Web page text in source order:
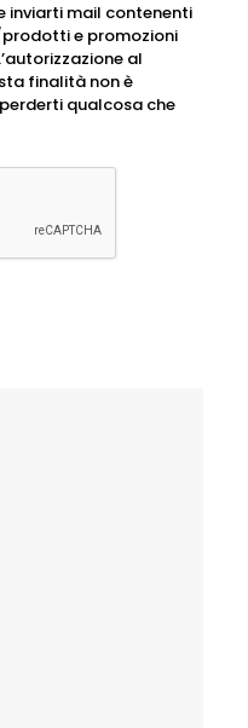
inviarti mail contenenti
e promozioni
al
finalità non è
qualcosa che